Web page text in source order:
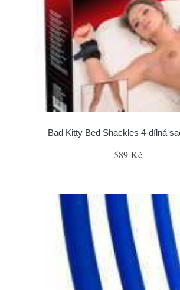
Bad Kitty Bed Shackles 4-dílná
589 Kč